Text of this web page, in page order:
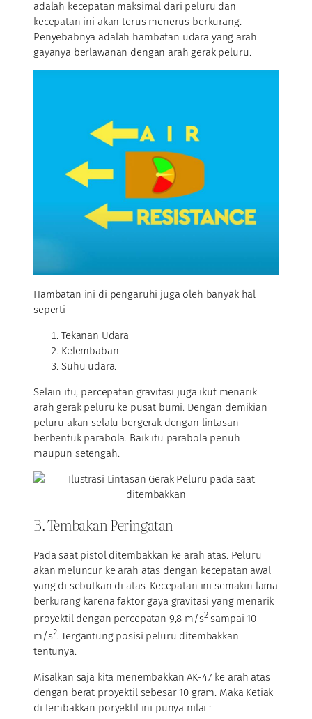
adalah kecepatan maksimal dari peluru dan
kecepatan ini akan terus menerus berkurang.
Penyebabnya adalah hambatan udara yang arah
gayanya berlawanan dengan arah gerak peluru.
Hambatan ini di pengaruhi juga oleh banyak hal
seperti
Tekanan Udara
Kelembaban
Suhu udara.
Selain itu, percepatan gravitasi juga ikut menarik
arah gerak peluru ke pusat bumi. Dengan demikian
peluru akan selalu bergerak dengan lintasan
berbentuk parabola. Baik itu parabola penuh
maupun setengah.
B. Tembakan Peringatan
Pada saat pistol ditembakkan ke arah atas. Peluru
akan meluncur ke arah atas dengan kecepatan awal
yang di sebutkan di atas. Kecepatan ini semakin lama
berkurang karena faktor gaya gravitasi yang menarik
proyektil dengan percepatan 9,8 m/s2sampai 10
m/s2. Tergantung posisi peluru ditembakkan
tentunya.
Misalkan saja kita menembakkan AK-47 ke arah atas
dengan berat proyektil sebesar 10 gram. Maka Ketiak
di tembakkan poryektil ini punya nilai :